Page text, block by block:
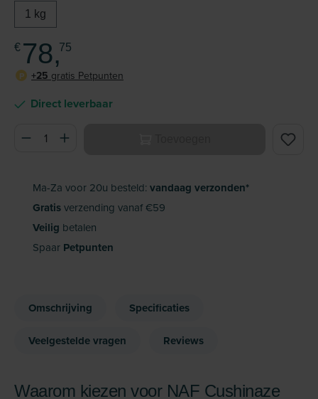
Direct leverbaar
€ 78,75
1 kg
Producthoeveelheid: Voer de gewenste hoeveelheid in of
P +25 gratis Petpunten
Ma-Za voor 20u besteld: vandaag verzonden*
Gratisverzending vanaf €59
Veilig betalen
Spaar Petpunten
Omschrijving Specificaties
Veelgestelde vragen Reviews
Waarom kiezen voor NAF Cushinaze